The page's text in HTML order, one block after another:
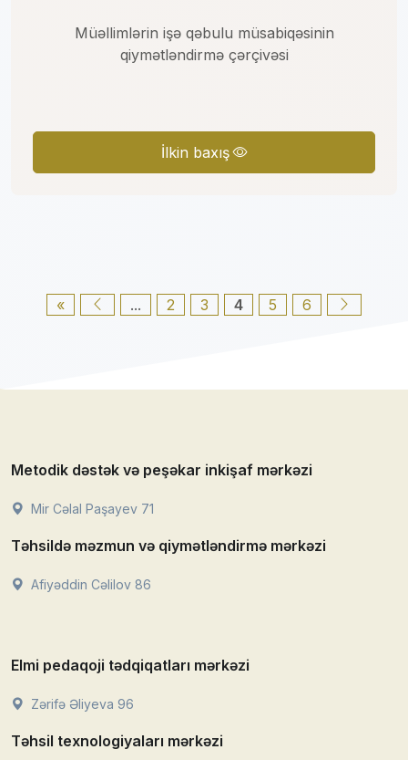
Müəllimlərin işə qəbulu müsabiqəsinin
qiymətləndirmə çərçivəsi
İlkin baxış
« ... 2 3 4 5 6
Metodik dəstək və peşəkar inkişaf mərkəzi
Mir Cəlal Paşayev 71
Təhsildə məzmun və qiymətləndirmə mərkəzi
Afiyəddin Cəlilov 86
Elmi pedaqoji tədqiqatları mərkəzi
Zərifə Əliyeva 96
Təhsil texnologiyaları mərkəzi